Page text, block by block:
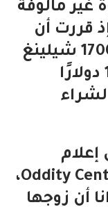
غير مألوفة
قررت أن
“تبيعه” لعشيقته مقابل 1700 شيلينغ
كيني فقط (ما يعادل نحو 17 دولارًا
لشراء
إعلام
عالمية، من بينها موقع Oddity Central،
أن زوجها